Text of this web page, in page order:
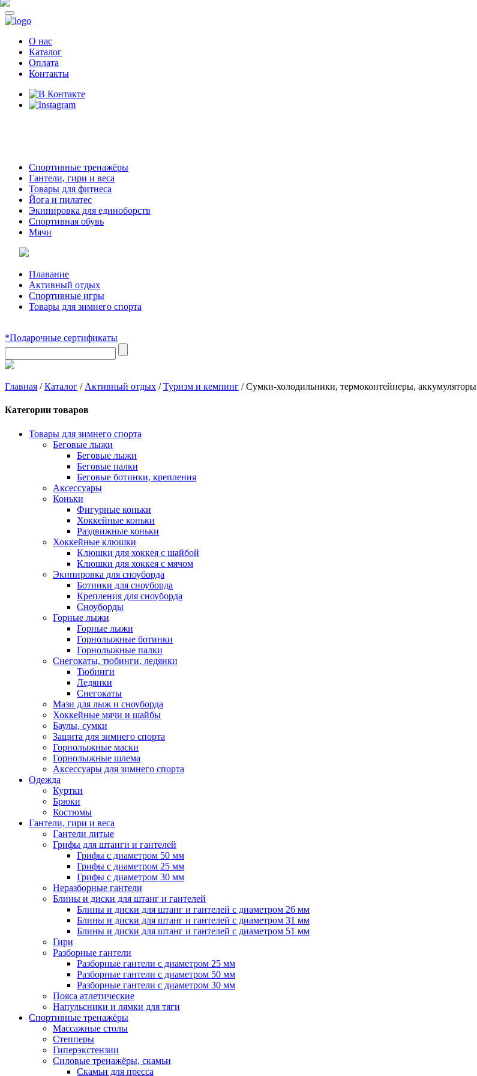
О нас
Каталог
Оплата
Контакты
Спортивные тренажёры
Гантели, гири и веса
Товары для фитнеса
Йога и пилатес
Экипировка для единоборств
Спортивная обувь
Мячи
Плавание
Активный отдых
Спортивные игры
Товары для зимнего спорта
*Подарочные сертификаты
Главная /Каталог / Активный отдых /Туризм и кемпинг /Сумки-холодильники, термоконтейнеры, аккумуляторы
Категории товаров
Товары для зимнего спорта
Беговые лыжи
Беговые лыжи
Беговые палки
Беговые ботинки, крепления
Аксессуары
Коньки
Фигурные коньки
Хоккейные коньки
Раздвижные коньки
Хоккейные клюшки
Клюшки для хоккея с шайбой
Клюшки для хоккея с мячом
Экипировка для сноуборда
Ботинки для сноуборда
Крепления для сноуборда
Сноуборды
Горные лыжи
Горные лыжи
Горнолыжные ботинки
Горнолыжные палки
Снегокаты, тюбинги, ледянки
Тюбинги
Ледянки
Снегокаты
Мази для лыж и сноуборда
Хоккейные мячи и шайбы
Баулы, сумки
Защита для зимнего спорта
Горнолыжные маски
Горнолыжные шлема
Аксессуары для зимнего спорта
Одежда
Куртки
Брюки
Костюмы
Гантели, гири и веса
Гантели литые
Грифы для штанги и гантелей
Грифы с диаметром 50 мм
Грифы с диаметром 25 мм
Грифы с диаметром 30 мм
Неразборные гантели
Блины и диски для штанг и гантелей
Блины и диски для штанг и гантелей с диаметром 26 мм
Блины и диски для штанг и гантелей с диаметром 31 мм
Блины и диски для штанг и гантелей с диаметром 51 мм
Гири
Разборные гантели
Разборные гантели с диаметром 25 мм
Разборные гантели с диаметром 50 мм
Разборные гантели с диаметром 30 мм
Пояса атлетические
Напульсники и лямки для тяги
Спортивные тренажёры
Массажные столы
Степперы
Гиперэкстензии
Силовые тренажёры, скамьи
Скамьи для пресса